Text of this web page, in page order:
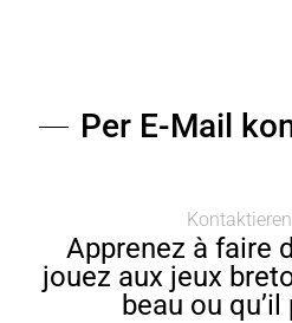
Per E-Mail
Apprenez à faire
jouez aux jeux
beau ou qu’il